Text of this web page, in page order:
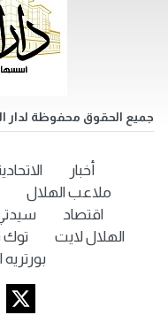
جميع الحقوق محفوظة لدار
أخبار
ملاعب الهلال
اقتصاد
الهلال لايت